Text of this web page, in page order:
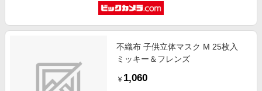
不織布 子供立体マスク M 25枚入
ミッキー＆フレンズ
￥ 1,060